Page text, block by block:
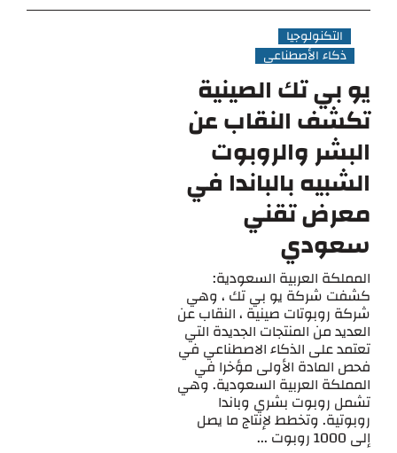
التكنولوجيا
ذكاء الأصطناعي
يو بي تك الصينية
تكشف النقاب عن
البشر والروبوت
الشبيه بالباندا في
معرض تقني
سعودي
المملكة العربية السعودية:
كشفت شركة يو بي تك ، وهي
شركة روبوتات صينية ، النقاب عن
العديد من المنتجات الجديدة التي
تعتمد على الذكاء الاصطناعي في
فحص المادة الأولى مؤخرا في
المملكة العربية السعودية. وهي
تشمل روبوت بشري وباندا
روبوتية. وتخطط لإنتاج ما يصل
إلى 1000 روبوت ...